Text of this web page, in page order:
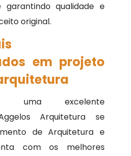
garantindo qualidade e
original.
em projeto
uma excelente
Arquitetura se
de Arquitetura e
com os melhores